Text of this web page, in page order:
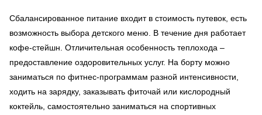
Сбалансированное питание входит в стоимость путевок, есть
возможность выбора детского меню. В течение дня работает
кофе-стейшн. Отличительная особенность теплохода –
предоставление оздоровительных услуг. На борту можно
заниматься по фитнес-программам разной интенсивности,
ходить на зарядку, заказывать фиточай или кислородный
коктейль, самостоятельно заниматься на спортивных